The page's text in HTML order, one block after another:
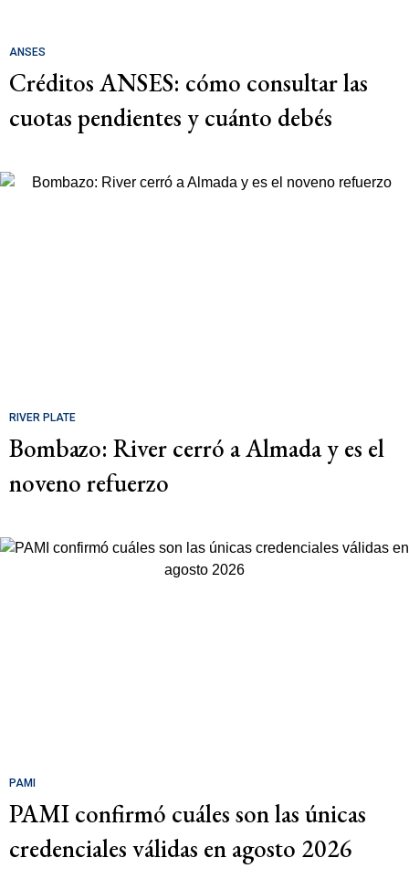
ANSES
Créditos ANSES: cómo consultar las
cuotas pendientes y cuánto debés
RIVER PLATE
Bombazo: River cerró a Almada y es el
noveno refuerzo
PAMI
PAMI confirmó cuáles son las únicas
credenciales válidas en agosto 2026